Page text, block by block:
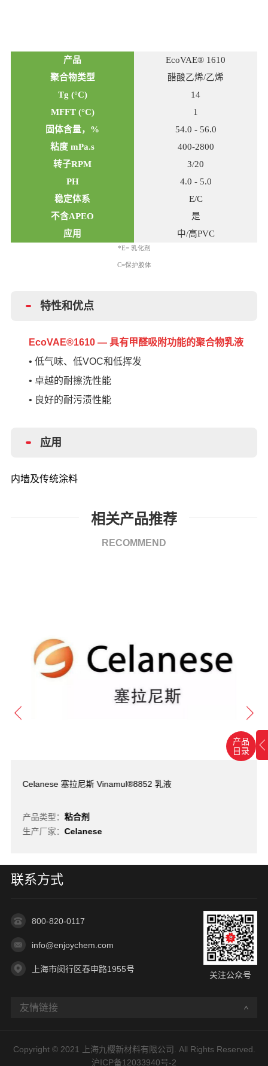
产品
目录
产品
EcoVAE® 1610
聚合物类型
醋酸乙烯/乙烯
Tg (°C)
14
MFFT (°C)
1
固体含量， %
54.0 - 56.0
粘度 mPa.s
400-2800
转子RPM
3/20
PH
4.0 - 5.0
稳定体系
E/C
不含APEO
是
应用
中/高PVC
*E= 乳化剂
C=保护胶体
特性和优点
EcoVAE®1610 — 具有甲醛吸附功能的聚合物乳液
• 低气味、低VOC和低挥发
• 卓越的耐擦洗性能
• 良好的耐污渍性能
应用
内墙及传统涂料
相关产品推荐
RECOMMEND
Celanese 塞拉尼斯 Vinamul®8852 乳液
产品类型：粘合剂
生产厂家：Celanese
联系方式
800-820-0117
info@enjoychem.com
上海市闵行区春申路1955号
关注公众号
友情链接
Copyright © 2021 上海九樱新材料有限公司. All Rights Reserved.
沪ICP备12033940号-2